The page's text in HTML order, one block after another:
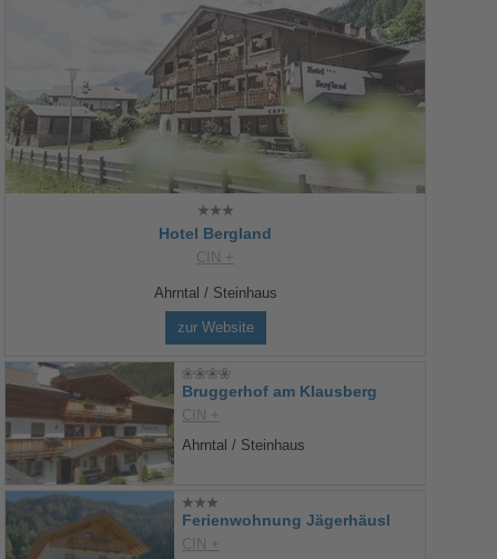
Hotel Bergland
CIN +
Ahrntal / Steinhaus
zur Website
Bruggerhof am Klausberg
CIN +
Ahrntal / Steinhaus
Ferienwohnung Jägerhäusl
CIN +